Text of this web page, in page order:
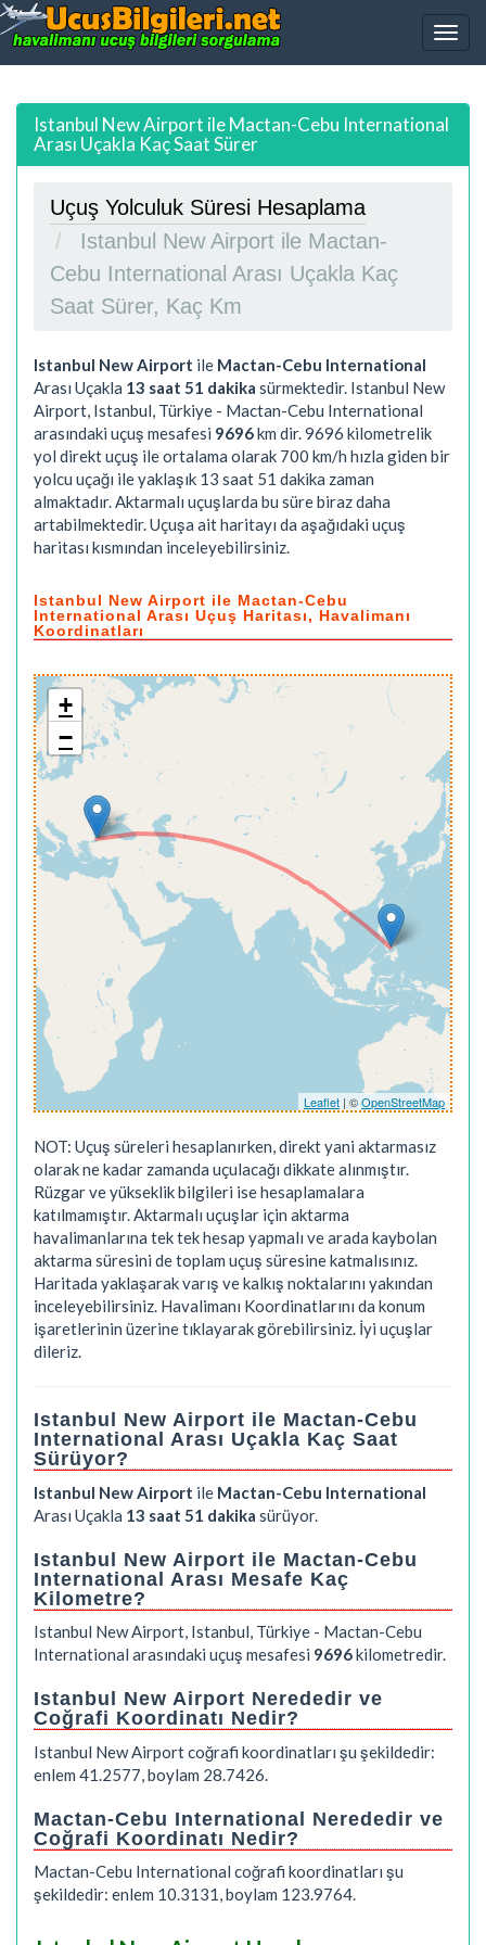
Istanbul New Airport ile Mactan-Cebu International
Arası Uçakla Kaç Saat Sürer
Uçuş Yolculuk Süresi Hesaplama
Istanbul New Airport ile Mactan-
Cebu International Arası Uçakla Kaç
Saat Sürer, Kaç Km
Istanbul New Airport ile Mactan-Cebu International
Arası Uçakla 13 saat 51 dakika sürmektedir. Istanbul New
Airport, Istanbul, Türkiye - Mactan-Cebu International
arasındaki uçuş mesafesi 9696km dir. 9696 kilometrelik
yol direkt uçuş ile ortalama olarak 700 km/h hızla giden bir
yolcu uçağı ile yaklaşık 13 saat 51 dakika zaman
almaktadır. Aktarmalı uçuşlarda bu süre biraz daha
artabilmektedir. Uçuşa ait haritayı da aşağıdaki uçuş
haritası kısmından inceleyebilirsiniz.
Istanbul New Airport ile Mactan-Cebu
International Arası Uçuş Haritası, Havalimanı
Koordinatları
+
−
Leaflet | ©OpenStreetMap
NOT: Uçuş süreleri hesaplanırken, direkt yani aktarmasız
olarak ne kadar zamanda uçulacağı dikkate alınmıştır.
Rüzgar ve yükseklik bilgileri ise hesaplamalara
katılmamıştır. Aktarmalı uçuşlar için aktarma
havalimanlarına tek tek hesap yapmalı ve arada kaybolan
aktarma süresini de toplam uçuş süresine katmalısınız.
Haritada yaklaşarak varış ve kalkış noktalarını yakından
inceleyebilirsiniz. Havalimanı Koordinatlarını da konum
işaretlerinin üzerine tıklayarak görebilirsiniz. İyi uçuşlar
dileriz.
Istanbul New Airport ile Mactan-Cebu
International Arası Uçakla Kaç Saat
Sürüyor?
Istanbul New Airport ile Mactan-Cebu International
Arası Uçakla 13 saat 51 dakika sürüyor.
Istanbul New Airport ile Mactan-Cebu
International Arası Mesafe Kaç
Kilometre?
Istanbul New Airport, Istanbul, Türkiye - Mactan-Cebu
International arasındaki uçuş mesafesi 9696kilometredir.
Istanbul New Airport Nerededir ve
Coğrafi Koordinatı Nedir?
Istanbul New Airport coğrafi koordinatları şu şekildedir:
enlem 41.2577, boylam 28.7426.
Mactan-Cebu International Nerededir ve
Coğrafi Koordinatı Nedir?
Mactan-Cebu International coğrafi koordinatları şu
şekildedir: enlem 10.3131, boylam 123.9764.